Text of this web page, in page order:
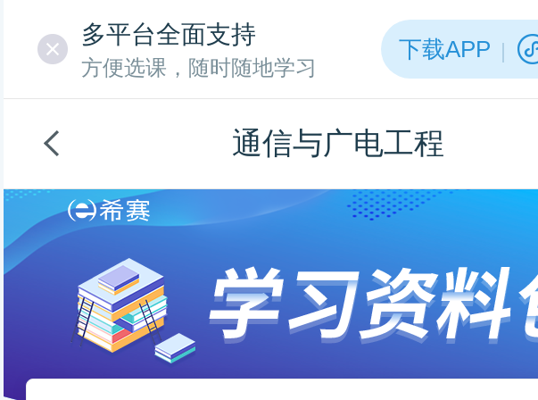
多平台全面支持
方便选课，随时随地学习
下载APP
通信与广电工程